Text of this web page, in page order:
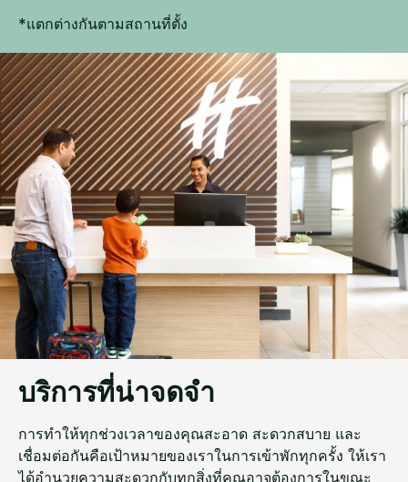
*แตกต่างกันตามสถานที่ตั้ง
บริการที่น่าจดจำ
การทำให้ทุกช่วงเวลาของคุณสะอาด สะดวกสบาย และ
เชื่อมต่อกันคือเป้าหมายของเราในการเข้าพักทุกครั้ง ให้เรา
ได้อำนวยความสะดวกกับทุกสิ่งที่คุณอาจต้องการในขณะ